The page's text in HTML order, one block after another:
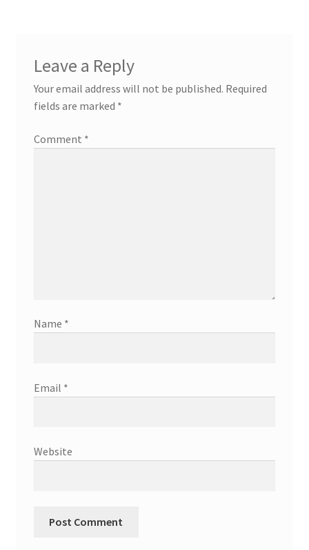
Leave a Reply
Your email address will not be published. Required
fields are marked *
Comment *
Name *
Email *
Website